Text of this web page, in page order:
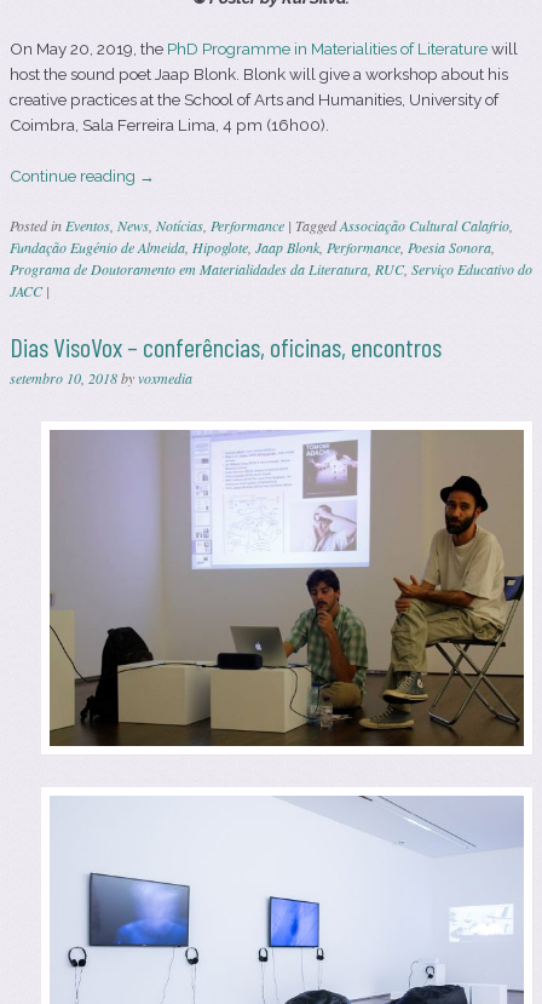
On May 20, 2019, the PhD Programme in Materialities of Literaturewill
host the sound poet Jaap Blonk. Blonk will give a workshop about his
creative practices at the School of Arts and Humanities, University of
Coimbra, Sala Ferreira Lima, 4 pm (16h00).
Continue reading →
Posted inEventos, News, Notícias, Performance | TaggedAssociação Cultural Calafrio,
Fundação Eugénio de Almeida, Hipoglote, Jaap Blonk, Performance, Poesia Sonora,
Programa de Doutoramento em Materialidades da Literatura, RUC, Serviço Educativo do
JACC |
Dias VisoVox – conferências, oficinas, encontros
setembro 10, 2018byvoxmedia